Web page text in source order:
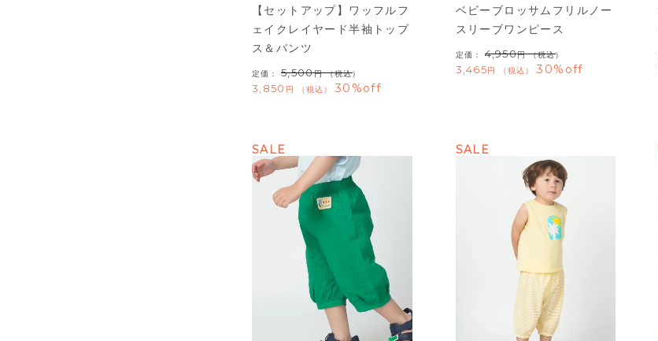
【セットアップ】ワッフルフ
ェイクレイヤード半袖トップ
ス＆パンツ
定価： 5,500 （税込）
3,850 税込 30%off
ベビーブロッサムフリルノー
スリーブワンピース
定価： 4,950 （税込）
3,465 税込 30%off
SALE SALE